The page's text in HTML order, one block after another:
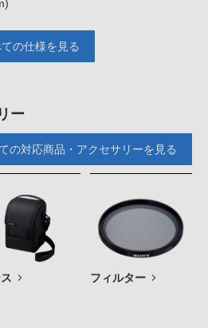
の仕様を見る
ー
の対応商品・アクセサリーを見る
フィルター